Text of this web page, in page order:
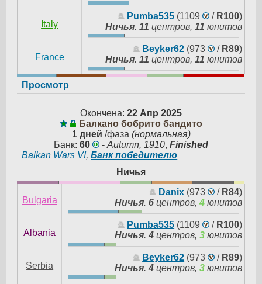
Italy
Pumba535 (1109 / R100)
Ничья.11 центров,11 юнитов
France
Beyker62 (973 / R89)
Ничья.11 центров,11 юнитов
Просмотр
Окончена: 22 Апр 2025
Балкано бобрито бандито
1 дней /фаза (нормальная)
Банк: 60 - Autumn, 1910, Finished
Balkan Wars VI,Банк победителю
Ничья
Bulgaria
Danix (973 / R84)
Ничья.6 центров,4 юнитов
Albania
Pumba535 (1109 / R100)
Ничья.4 центров,3 юнитов
Serbia
Beyker62 (973 / R89)
Ничья.4 центров,3 юнитов